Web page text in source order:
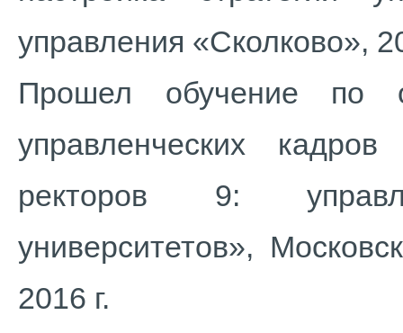
управления «Сколково»,
Прошел обучение по
управленческих
ректоров 9:
университетов»,
2016 г.